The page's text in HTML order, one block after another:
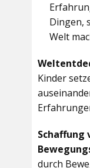
Dingen,
Welt
Kinder
durch